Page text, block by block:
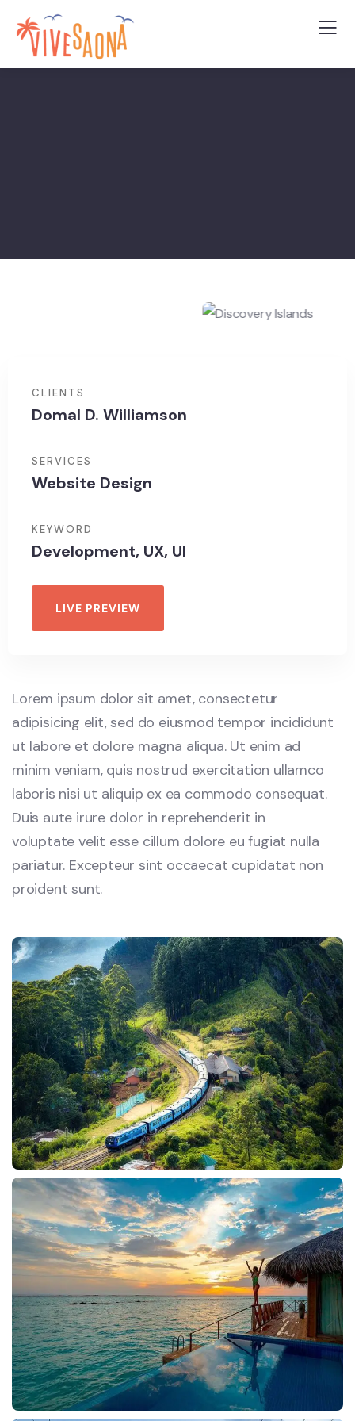
CLIENTS
Domal D. Williamson
SERVICES
Website Design
KEYWORD
Development, UX, UI
LIVE PREVIEW
Lorem ipsum dolor sit amet, consectetur
adipisicing elit, sed do eiusmod tempor incididunt
ut labore et dolore magna aliqua. Ut enim ad
minim veniam, quis nostrud exercitation ullamco
laboris nisi ut aliquip ex ea commodo consequat.
Duis aute irure dolor in reprehenderit in
voluptate velit esse cillum dolore eu fugiat nulla
pariatur. Excepteur sint occaecat cupidatat non
proident sunt.